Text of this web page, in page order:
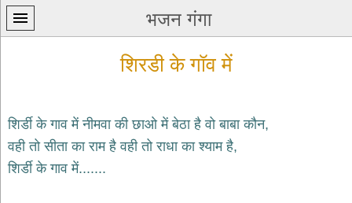
भजन गंगा
प्रथम
पन्ना
शिरडी के गॉव में
शिर्डी के गाव में नीमवा की छाओ में बेठा है वो बाबा कौन,
वही तो सीता का राम है वही तो राधा का श्याम है,
शिर्डी के गाव में.......